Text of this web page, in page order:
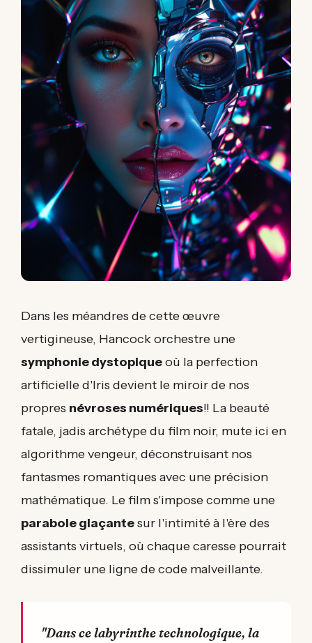
Dans les méandres de cette œuvre
vertigineuse, Hancock orchestre une
symphonie dystopiqueoù la perfection
artificielle d'Iris devient le miroir de nos
propres névroses numériques!! La beauté
fatale, jadis archétype du film noir, mute ici en
algorithme vengeur, déconstruisant nos
fantasmes romantiques avec une précision
mathématique. Le film s'impose comme une
parabole glaçantesur l'intimité à l'ère des
assistants virtuels, où chaque caresse pourrait
dissimuler une ligne de code malveillante.
"Dans ce labyrinthe technologique, la